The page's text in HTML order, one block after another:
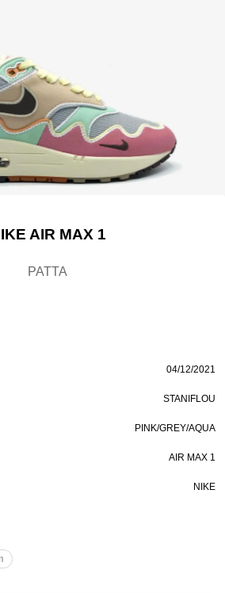
AIR MAX 1
PATTA
04/12/2021
STANIFLOU
PINK/GREY/AQUA
AIR MAX 1
NIKE